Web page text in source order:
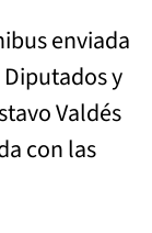
enviada
y
Valdés
con las